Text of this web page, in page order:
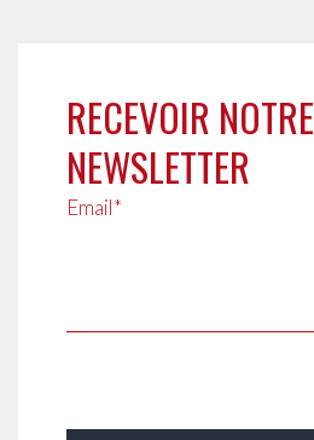
Centre
Val
de
RECEVOIR NOTRE
NEWSLETTER
Email*